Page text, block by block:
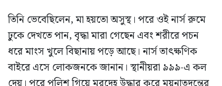
তিনি ভেবেছিলেন, মা হয়তো অসুস্থ। পরে ওই নার্স রুমে
ঢুকে দেখতে পান, বৃদ্ধা মারা গেছেন এবং শরীরে পচন
ধরে মাংস খুলে বিছানায় পড়ে আছে। নার্স তাৎক্ষণিক
বাইরে এসে লোকজনকে জানান। স্থানীয়রা ৯৯৯-এ কল